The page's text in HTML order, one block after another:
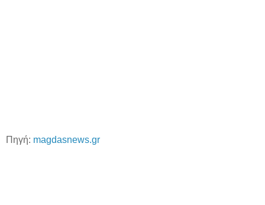
Πηγή: magdasnews.gr